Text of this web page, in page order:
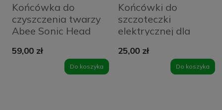
Końcówka do
czyszczenia twarzy
Abee Sonic Head
White
59,00 zł
Do koszyka
Końcówki do
szczoteczki
elektrycznej dla
Blue
25,00 zł
Do koszyka